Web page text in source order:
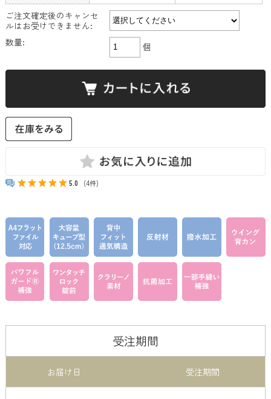
ご注文確定後のキャンセ
ルはお受けできません:
数量:
個
5.0 (4件)
受注期間
お届け日 受注期間